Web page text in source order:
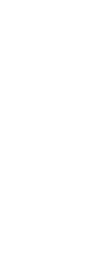
và có đến
lý tưởng để mọi
trong tòa nhà có